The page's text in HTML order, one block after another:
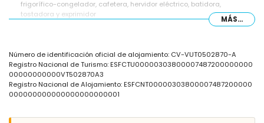
frigorífico-congelador, cafetera, hervidor eléctrico, batidora,
tostadora y exprimidor
150 cm) y baño en suite
3 dormitorios con aire acondicionado, cada uno con cama tamaño
queen (de 200 por 150 cm)
baño en suite con doble lavabo, ducha y WC
2 baños cada uno con lavabo simple, ducha y WC
MÁS...
Número de identificación oficial de alojamiento: CV-VUT0502870-A
Registro Nacional de Turismo: ESFCTU00000303800007487200000000
00000000000VT502870A3
Registro Nacional de Alojamiento: ESFCNT00000303800007487200000
000000000000000000000001